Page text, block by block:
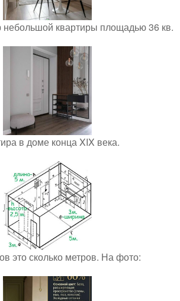
квартиры площадью 36 кв.
в доме конца XIX века.
это сколько метров. На фото: